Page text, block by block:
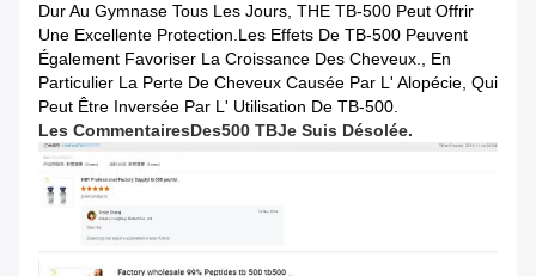
Dur Au Gymnase Tous Les Jours, THE TB-500 Peut Offrir
Une Excellente Protection.Les Effets De TB-500 Peuvent
Également Favoriser La Croissance Des Cheveux., En
Particulier La Perte De Cheveux Causée Par L' Alopécie, Qui
Peut Être Inversée Par L' Utilisation De TB-500.
Les CommentairesDes500 TBJe Suis Désolée.